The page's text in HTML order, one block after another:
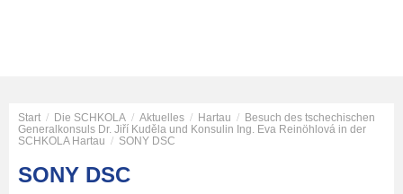
Start / Die SCHKOLA / Aktuelles / Hartau / Besuch des tschechischen
Generalkonsuls Dr. Jiří Kuděla und Konsulin Ing. Eva Reinöhlová in der
SCHKOLA Hartau / SONY DSC
SONY DSC